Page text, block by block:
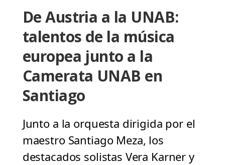
De Austria a la UNAB:
talentos de la música
europea junto a la
Camerata UNAB en
Santiago
Junto a la orquesta dirigida por el
maestro Santiago Meza, los
destacados solistas Vera Karner y